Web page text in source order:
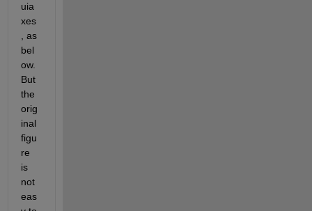
uia
xes
, as
bel
ow.
But
the
orig
inal
figu
re
is
not
eas